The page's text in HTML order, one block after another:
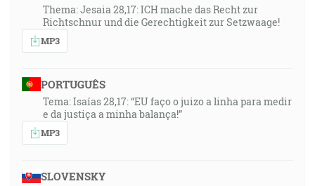
Thema: Jesaia 28,17: ICH mache das Recht zur
Richtschnur und die Gerechtigkeit zur Setzwaage!
MP3
PORTUGUÊS
Tema: Isaías 28,17: “EU faço o juizo a linha para medir
e da justiça a minha balança!”
MP3
SLOVENSKY